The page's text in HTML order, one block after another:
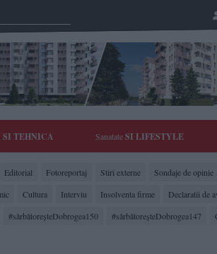
SI TEHNICA SanatateSI LIFESTYLE
Editorial Fotoreportaj Stiri externe Sondaje de opinie
Cultura Interviu Insolventa firme Declaratii de
#sărbătoreşteDobrogea150 #sărbătoreşteDobrogea147